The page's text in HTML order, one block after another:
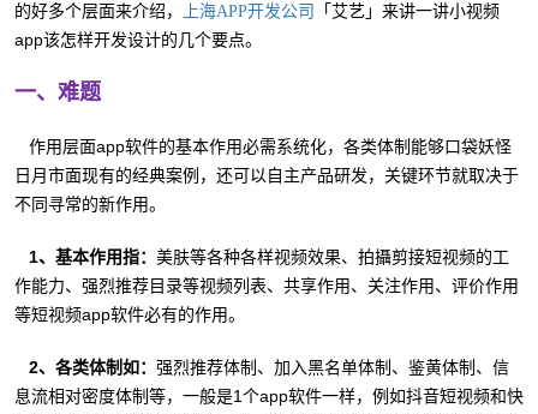
的好多个层面来介绍，
上海APP开发公司
「艾艺」来讲一讲小视频
app该怎样开发设计的几个要点。
一、难题
作用层面app软件的基本作用必需系统化，各类体制能够口袋妖怪
日月市面现有的经典案例，还可以自主产品研发，关键环节就取决于
不同寻常的新作用。
1、基本作用指： 美肤等各种各样视频效果、拍攝剪接短视频的工
作能力、强烈推荐目录等视频列表、共享作用、关注作用、评价作用
等短视频app软件必有的作用。
2、各类体制如： 强烈推荐体制、加入黑名单体制、鉴黄体制、信
息流相对密度体制等，一般是1个app软件一样，例如抖音短视频和快